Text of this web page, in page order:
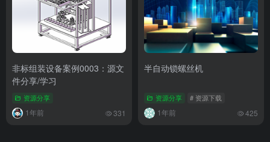
非标组装设备案例0003：源文
件分享/学习
资源分享
1年前 331
半自动锁螺丝机
资源分享 # 资源下载
1年前 425